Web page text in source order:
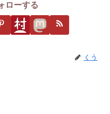
ローする
くう